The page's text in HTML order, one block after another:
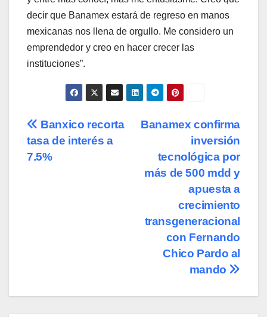
decir que Banamex estará de regreso en manos
mexicanas nos llena de orgullo. Me considero un
emprendedor y creo en hacer crecer las
instituciones”.
Navegación
de
Banamex confirma
inversión
tecnológica por
más de 500 mdd y
apuesta a
crecimiento
transgeneracional
con Fernando
Chico Pardo al
mando
Banxico recorta
tasa de interés a
7.5%